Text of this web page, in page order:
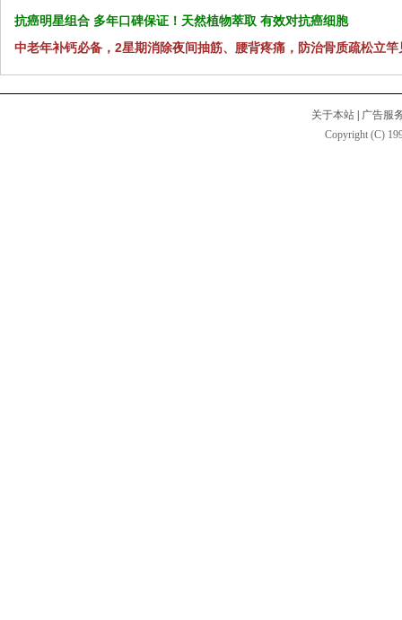
抗癌明星组合 多年口碑保证！天然植物萃取 有效对抗癌细胞
中老年补钙必备，2星期消除夜间抽筋、腰背疼痛，防治骨质疏松立竿
关于本站
广告服
Copyright (C)